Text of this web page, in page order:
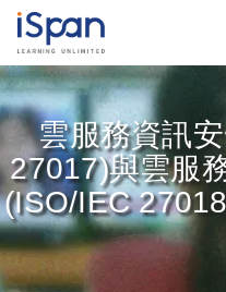
雲服務資訊
27017)與雲服
(ISO/IEC